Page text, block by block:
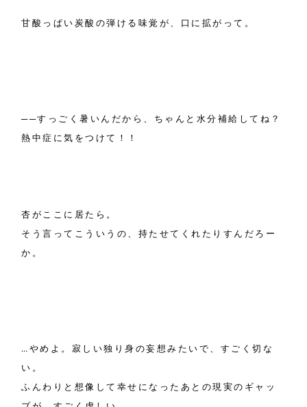
甘酸っぱい炭酸の弾ける味覚が、口に拡がって。
──すっごく暑いんだから、ちゃんと水分補給してね？
熱中症に気をつけて！！
杏がここに居たら。
そう言ってこういうの、持たせてくれたりすんだろー
か。
…やめよ。寂しい独り身の妄想みたいで、すごく切な
い。
ふんわりと想像して幸せになったあとの現実のギャッ